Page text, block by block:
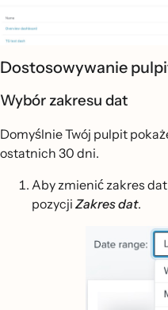
Dostosowywanie
Wybór zakresu dat
Domyślnie Twój pulpit
ostatnich 30 dni.
Aby zmienić zakres
pozycji Zakresdat.